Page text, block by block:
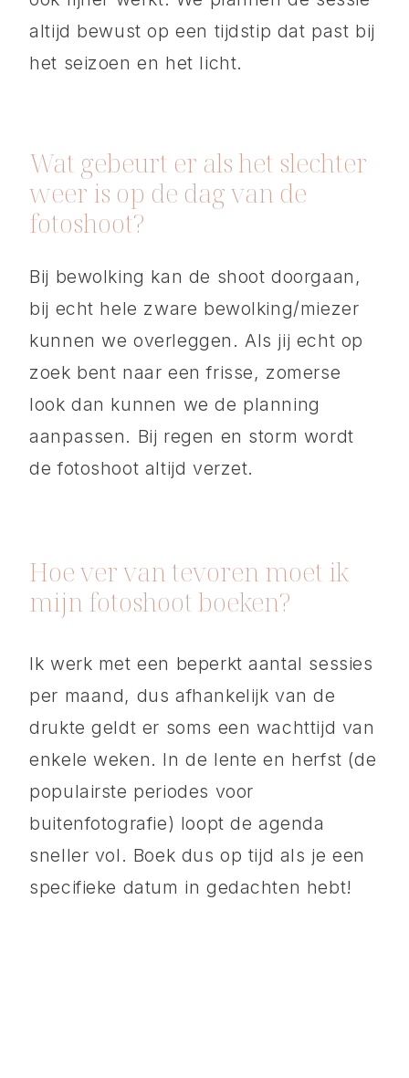
Ik werk met een beperkt aantal sessies
per maand, dus afhankelijk van de
drukte geldt er soms een wachttijd van
enkele weken. In de lente en herfst (de
populairste periodes voor
buitenfotografie) loopt de agenda
sneller vol. Boek dus op tijd als je een
specifieke datum in gedachten hebt!
Hoe ver van tevoren moet ik
mijn fotoshoot boeken?
Bij bewolking kan de shoot doorgaan,
bij echt hele zware bewolking/miezer
kunnen we overleggen. Als jij echt op
zoek bent naar een frisse, zomerse
look dan kunnen we de planning
aanpassen. Bij regen en storm wordt
de fotoshoot altijd verzet.
Wat gebeurt er als het slechter
weer is op de dag van de
fotoshoot?
altijd bewust op een tijdstip dat past bij
het seizoen en het licht.